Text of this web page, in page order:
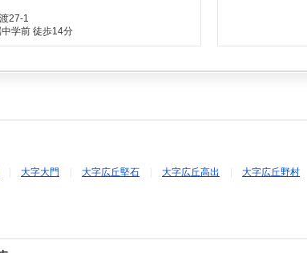
27-1
学前 徒歩14分
大字大門 大字広丘堅石 大字広丘高出 大字広丘野村